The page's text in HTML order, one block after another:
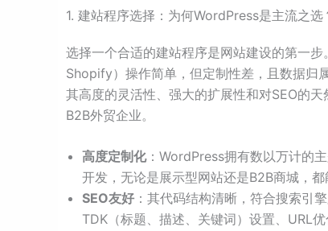
1. 建站程序选择：为何WordPress是主流之选
选择一个合适的建站程序是网站建设的第一
Shopify）操作简单，但定制性差，且数据归
其高度的灵活性、强大的扩展性和对SEO的
B2B外贸企业。
高度定制化：WordPress拥有数以万计的
开发，无论是展示型网站还是B2B商城，都
SEO友好 ：其代码结构清晰，符合搜索引
TDK（标题、描述、关键词）设置、URL